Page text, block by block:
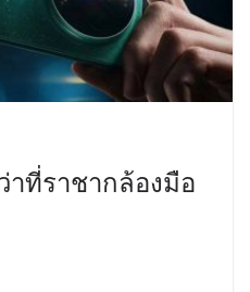
าที่ราชากล้องมือ